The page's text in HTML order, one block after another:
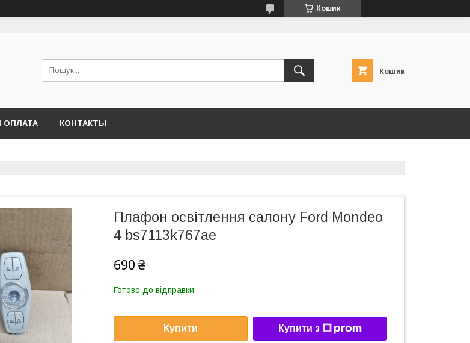
Кошик
Кошик
ОПЛАТА КОНТАКТЫ
Плафон освітлення салону Ford Mondeo
4 bs7113k767ae
690 ₴
Готово до відправки
Купити Купити з